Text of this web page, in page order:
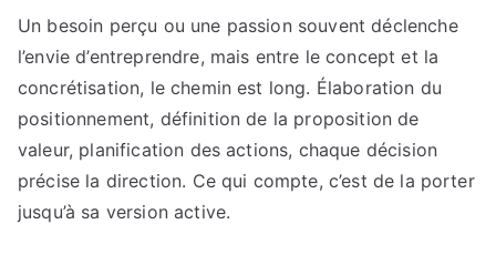
Un besoin perçu ou une passion souvent déclenche
l’envie d’entreprendre, mais entre le concept et la
concrétisation, le chemin est long. Élaboration du
positionnement, définition de la proposition de
valeur, planification des actions, chaque décision
précise la direction. Ce qui compte, c’est de la porter
jusqu’à sa version active.